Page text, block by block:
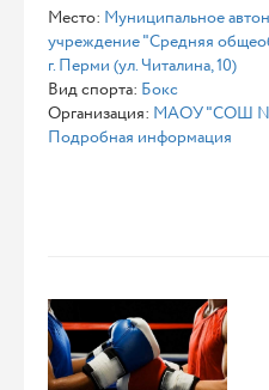
Место: Муниципальное
учреждение "Средняя
г. Перми (ул. Читалина, 10)
Вид спорта: Бокс
Организация: МАОУ "СОШ №
Подробная информация